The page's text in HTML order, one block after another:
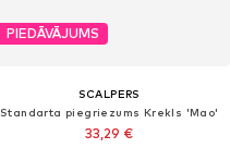
PIEDĀVĀJUMS
SCALPERS
Standarta piegriezums Krekls 'Mao'
33,29 €